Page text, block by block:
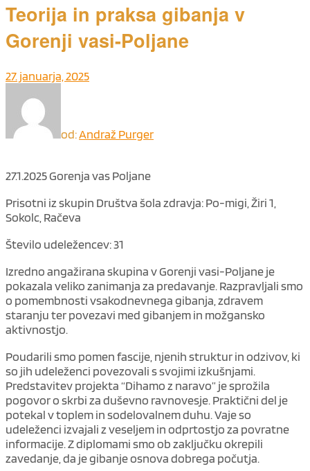
Teorija in praksa gibanja v
Gorenji vasi-Poljane
27. januarja, 2025
od:Andraž Purger
27.1.2025 Gorenja vas Poljane
Prisotni iz skupin Društva šola zdravja: Po-migi, Žiri 1,
Sokolc, Račeva
Število udeležencev: 31
Izredno angažirana skupina v Gorenji vasi-Poljane je
pokazala veliko zanimanja za predavanje. Razpravljali smo
o pomembnosti vsakodnevnega gibanja, zdravem
staranju ter povezavi med gibanjem in možgansko
aktivnostjo.
Poudarili smo pomen fascije, njenih struktur in odzivov, ki
so jih udeleženci povezovali s svojimi izkušnjami.
Predstavitev projekta “Dihamo z naravo” je sprožila
pogovor o skrbi za duševno ravnovesje. Praktični del je
potekal v toplem in sodelovalnem duhu. Vaje so
udeleženci izvajali z veseljem in odprtostjo za povratne
informacije. Z diplomami smo ob zaključku okrepili
zavedanje, da je gibanje osnova dobrega počutja.